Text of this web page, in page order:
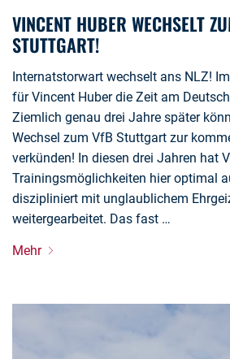
VINCENT HUBER WECHSELT
STUTTGART!
Internatstorwart wechselt ans NLZ!
für Vincent Huber die Zeit am
Ziemlich genau drei Jahre später
Wechsel zum VfB Stuttgart zur
verkünden! In diesen drei Jahren hat
Trainingsmöglichkeiten hier optimal
diszipliniert mit unglaublichem
weitergearbeitet. Das fast …
Mehr